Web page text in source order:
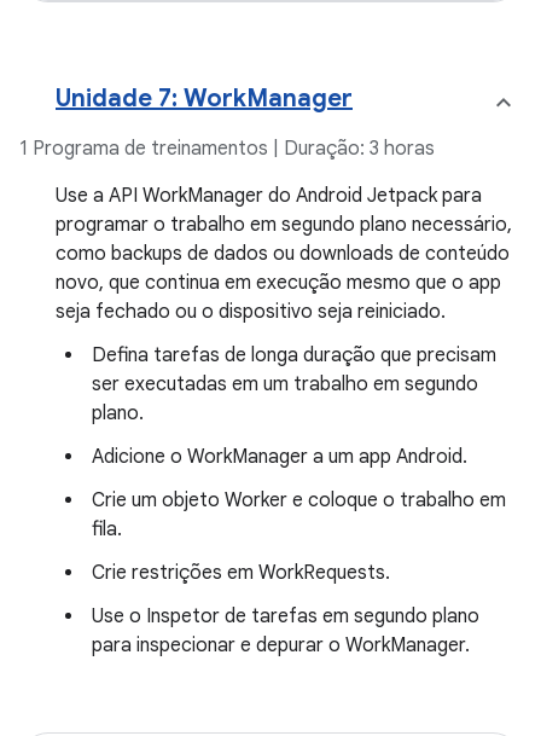
Unidade 7: WorkManager
1 Programa de treinamentos | Duração: 3 horas
Use a API WorkManager do Android Jetpack para
programar o trabalho em segundo plano necessário,
como backups de dados ou downloads de conteúdo
novo, que continua em execução mesmo que o app
seja fechado ou o dispositivo seja reiniciado.
Defina tarefas de longa duração que precisam
ser executadas em um trabalho em segundo
plano.
Adicione o WorkManager a um app Android.
Crie um objeto Worker e coloque o trabalho em
fila.
Crie restrições em WorkRequests.
Use o Inspetor de tarefas em segundo plano
para inspecionar e depurar o WorkManager.